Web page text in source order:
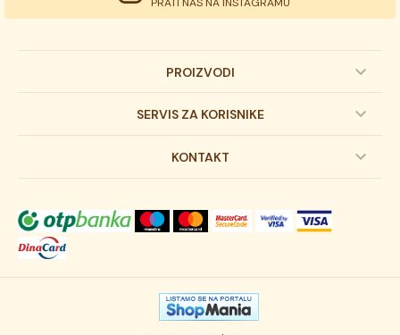
PROIZVODI
Dečije torte
Svadbene torte
Torta klasici
Osmisli tortu
SERVIS ZA KORISNIKE
Prijava na newsletter
Dostava robe
Autorska prava
Politika privatnosti
KONTAKT
Novosti
Posao
Kontakt